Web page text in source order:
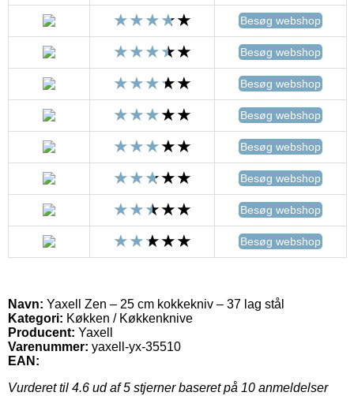
Besøg webshop
Besøg webshop
Besøg webshop
Besøg webshop
Besøg webshop
Besøg webshop
Besøg webshop
Besøg webshop
Navn: Yaxell Zen – 25 cm kokkekniv – 37 lag stål
Kategori: Køkken / Køkkenknive
Producent: Yaxell
Varenummer: yaxell-yx-35510
EAN:
Vurderet til 4.6 ud af 5 stjerner baseret på 10 anmeldelser